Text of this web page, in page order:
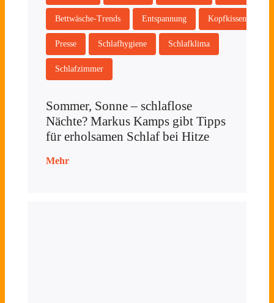
Bettwäsche-Trends Entspannung Kopfkissen
Presse Schlafhygiene Schlafklima
Schlafzimmer
Sommer, Sonne – schlaflose
Nächte? Markus Kamps gibt Tipps
für erholsamen Schlaf bei Hitze
Mehr